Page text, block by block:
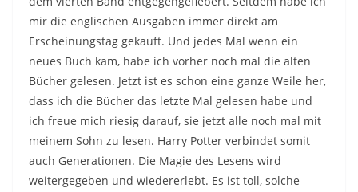
mir die englischen Ausgaben immer direkt am
Erscheinungstag gekauft. Und jedes Mal wenn ein
neues Buch kam, habe ich vorher noch mal die alten
Bücher gelesen. Jetzt ist es schon eine ganze Weile her,
dass ich die Bücher das letzte Mal gelesen habe und
ich freue mich riesig darauf, sie jetzt alle noch mal mit
meinem Sohn zu lesen. Harry Potter verbindet somit
auch Generationen. Die Magie des Lesens wird
weitergegeben und wiedererlebt. Es ist toll, solche